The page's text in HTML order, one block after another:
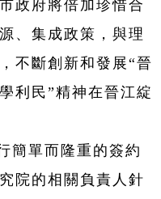
政府將倍加珍惜合
、集成政策，與理
不斷創新和發展“晉
利民”精神在晉江綻
簡單而隆重的簽約
院的相關負責人針